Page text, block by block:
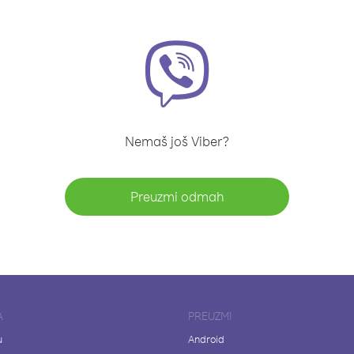
Nemaš još Viber?
Preuzmi odmah
PREUZMI
Android